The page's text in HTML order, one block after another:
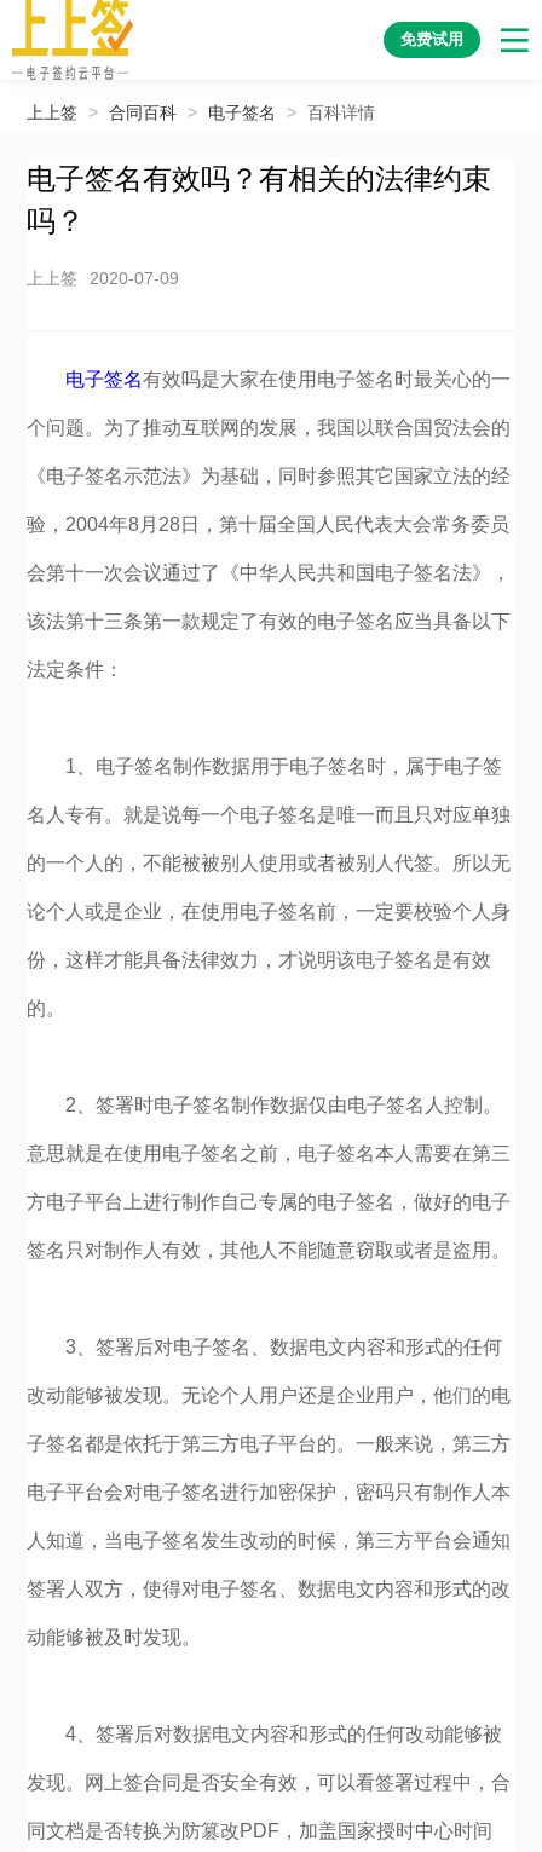
免费试用
上上签 > 合同百科 > 电子签名 > 百科详情
电子签名有效吗？有相关的法律约束
吗？
上上签 2020-07-09
电子签名有效吗是大家在使用电子签名时最关心的一
个问题。为了推动互联网的发展，我国以联合国贸法会的
《电子签名示范法》为基础，同时参照其它国家立法的经
验，2004年8月28日，第十届全国人民代表大会常务委员
会第十一次会议通过了《中华人民共和国电子签名法》，
该法第十三条第一款规定了有效的电子签名应当具备以下
法定条件：
1、电子签名制作数据用于电子签名时，属于电子签
名人专有。就是说每一个电子签名是唯一而且只对应单独
的一个人的，不能被被别人使用或者被别人代签。所以无
论个人或是企业，在使用电子签名前，一定要校验个人身
份，这样才能具备法律效力，才说明该电子签名是有效
的。
2、签署时电子签名制作数据仅由电子签名人控制。
意思就是在使用电子签名之前，电子签名本人需要在第三
方电子平台上进行制作自己专属的电子签名，做好的电子
签名只对制作人有效，其他人不能随意窃取或者是盗用。
3、签署后对电子签名、数据电文内容和形式的任何
改动能够被发现。无论个人用户还是企业用户，他们的电
子签名都是依托于第三方电子平台的。一般来说，第三方
电子平台会对电子签名进行加密保护，密码只有制作人本
人知道，当电子签名发生改动的时候，第三方平台会通知
签署人双方，使得对电子签名、数据电文内容和形式的改
动能够被及时发现。
4、签署后对数据电文内容和形式的任何改动能够被
发现。网上签合同是否安全有效，可以看签署过程中，合
同文档是否转换为防篡改PDF，加盖国家授时中心时间